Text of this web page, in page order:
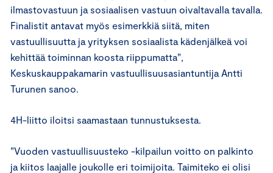
ilmastovastuun ja sosiaalisen vastuun oivaltavalla tavalla.
Finalistit antavat myös esimerkkiä siitä, miten
vastuullisuutta ja yrityksen sosiaalista kädenjälkeä voi
kehittää toiminnan koosta riippumatta”,
Keskuskauppakamarin vastuullisuusasiantuntija Antti
Turunen sanoo.
4H-liitto iloitsi saamastaan tunnustuksesta.
”Vuoden vastuullisuusteko -kilpailun voitto on palkinto
ja kiitos laajalle joukolle eri toimijoita. Taimiteko ei olisi